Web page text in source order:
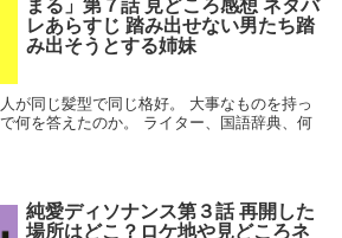
まる」第７話 見どころ感想 ネタバ
レあらすじ 踏み出せない男たち踏
み出そうとする姉妹
型で同じ格好。 大事なものを持っ
か。 ライター、国語辞典、何
純愛ディソナンス第３話 再開した
場所はどこ？ロケ地や見どころネ